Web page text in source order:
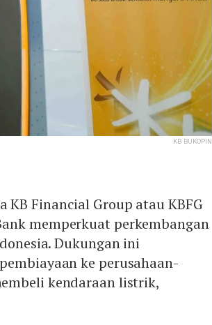
KB BUKOPIN
KB Financial Group atau KBFG
memperkuat perkembangan
Dukungan ini
ke perusahaan-
kendaraan listrik,